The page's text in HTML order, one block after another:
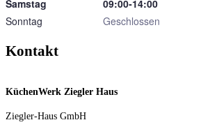
Samstag
09:00‑14:00
Sonntag
Geschlossen
Kontakt
KüchenWerk Ziegler Haus
Ziegler-Haus GmbH